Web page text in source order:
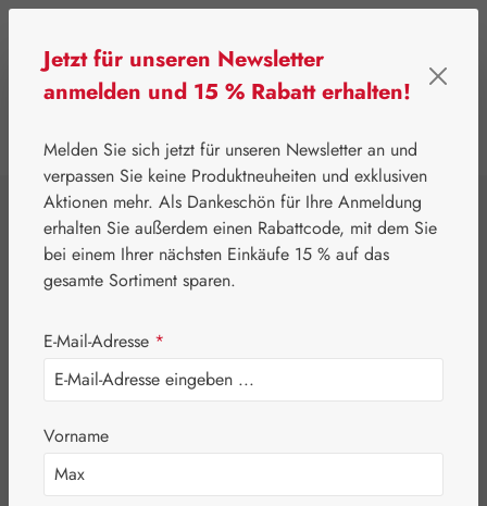
⌂ Gall Pharma Aminosäuren
L-Carnosin 250 mg
GPH Kapseln
Bildergalerie überspringen
Jetzt für unseren Newsletter
anmelden und 15 % Rabatt erhalten!
Melden Sie sich jetzt für unseren Newsletter an und
verpassen Sie keine Produktneuheiten und exklusiven
Aktionen mehr. Als Dankeschön für Ihre Anmeldung
erhalten Sie außerdem einen Rabattcode, mit dem Sie
bei einem Ihrer nächsten Einkäufe 15 % auf das
gesamte Sortiment sparen.
E-Mail-Adresse *
Vorname